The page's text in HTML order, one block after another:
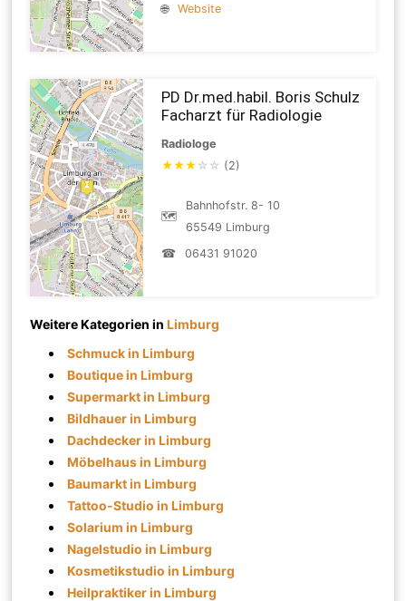
🌐
Website
PD Dr.med.habil. Boris Schulz
Facharzt für Radiologie
Radiologe
★★★ ☆ ☆ (2)
🗺
Bahnhofstr. 8- 10
65549 Limburg
☎
06431 91020
Weitere Kategorien inLimburg
Schmuck in Limburg
Boutique in Limburg
Supermarkt in Limburg
Bildhauer in Limburg
Dachdecker in Limburg
Möbelhaus in Limburg
Baumarkt in Limburg
Tattoo-Studio in Limburg
Solarium in Limburg
Nagelstudio in Limburg
Kosmetikstudio in Limburg
Heilpraktiker in Limburg